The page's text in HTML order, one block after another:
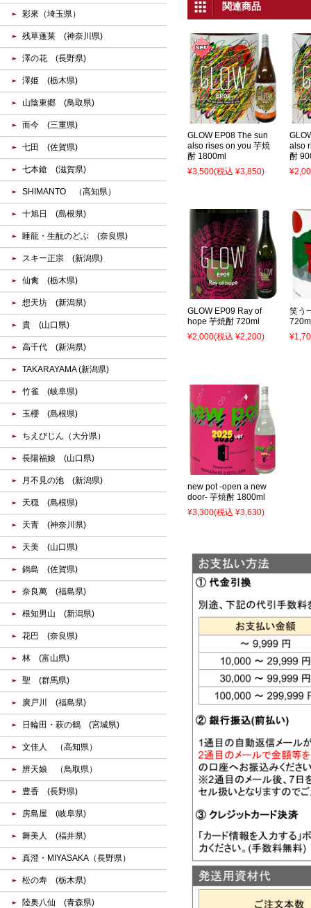
関連商品
GLOW EP08 The sun
also rises on you 芋焼
酎 1800ml
¥3,500(税込 ¥3,850)
also
酎
GLOW EP09 Ray of
hope 芋焼酎 720ml
¥2,000(税込 ¥2,200)
笑う
new pot -open a new
door- 芋焼酎 1800ml
¥3,300(税込 ¥3,630)
彩來（埼玉県）
残草蓬莱 (神奈川県)
澤の花 (長野県)
澤姫 (栃木県)
山陰東郷 (鳥取県)
而今 (三重県)
七田 (佐賀県)
七本鎗 (滋賀県)
SHIMANTO （高知県）
十旭日 (島根県)
睡龍・生酛のどぶ (奈良県)
スキー正宗 (新潟県)
仙禽 (栃木県)
想天坊 (新潟県)
貴 (山口県)
高千代 (新潟県)
TAKARAYAMA (新潟県)
竹雀 (岐阜県)
玉櫻 (島根県)
ちえびじん（大分県）
長陽福娘 (山口県)
月不見の池 (新潟県)
天穏 (島根県)
天青 (神奈川県)
天美 (山口県)
鍋島 (佐賀県)
奈良萬 (福島県)
根知男山 (新潟県)
花巴 (奈良県)
林 (富山県)
聖 (群馬県)
廣戸川 (福島県)
日輪田・萩の鶴 (宮城県)
文佳人 （高知県）
辨天娘 （鳥取県）
豊香 (長野県)
房島屋 (岐阜県)
舞美人 (福井県)
真澄・MIYASAKA（長野県）
松の寿 (栃木県)
陸奥八仙 (青森県)